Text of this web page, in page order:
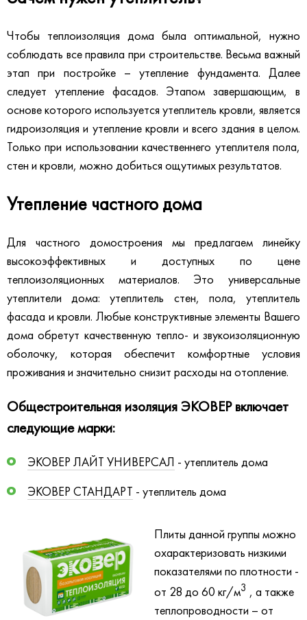
Чтобы теплоизоляция дома была оптимальной, нужно
соблюдать все правила при строительстве. Весьма важный
этап при постройке – утепление фундамента. Далее
следует утепление фасадов. Этапом завершающим, в
основе которого используется утеплитель кровли, является
гидроизоляция и утепление кровли и всего здания в целом.
Только при использовании качественнего утеплителя пола,
стен и кровли, можно добиться ощутимых результатов.
Утепление частного дома
Для частного домостроения мы предлагаем линейку
высокоэффективных и доступных по цене
теплоизоляционных материалов. Это универсальные
утеплители дома: утеплитель стен, пола, утеплитель
фасада и кровли. Любые конструктивные элементы Вашего
дома обретут качественную тепло- и звукоизоляционную
оболочку, которая обеспечит комфортные условия
проживания и значительно снизит расходы на отопление.
Общестроительная изоляция ЭКОВЕР включает
следующие марки:
ЭКОВЕР ЛАЙТ УНИВЕРСАЛ - утеплитель дома
ЭКОВЕР СТАНДАРТ - утеплитель дома
Плиты данной группы можно
охарактеризовать низкими
показателями по плотности -
от 28 до 60 кг/м3 , а также
теплопроводности – от